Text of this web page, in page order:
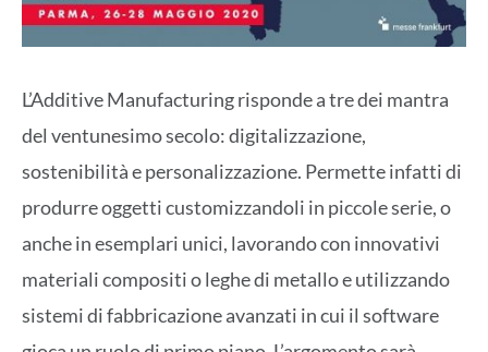
L’Additive Manufacturing risponde a tre dei mantra
del ventunesimo secolo: digitalizzazione,
sostenibilità e personalizzazione. Permette infatti di
produrre oggetti customizzandoli in piccole serie, o
anche in esemplari unici, lavorando con innovativi
materiali compositi o leghe di metallo e utilizzando
sistemi di fabbricazione avanzati in cui il software